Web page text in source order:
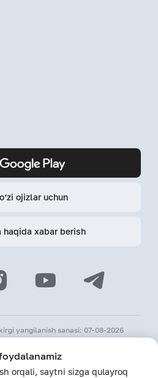
ojizlar uchun
haqida xabar berish
yangilanish sanasi: 07-08-2026
yildagi 64-sonli litsenziyasi
orqali, saytni sizga qulayroq